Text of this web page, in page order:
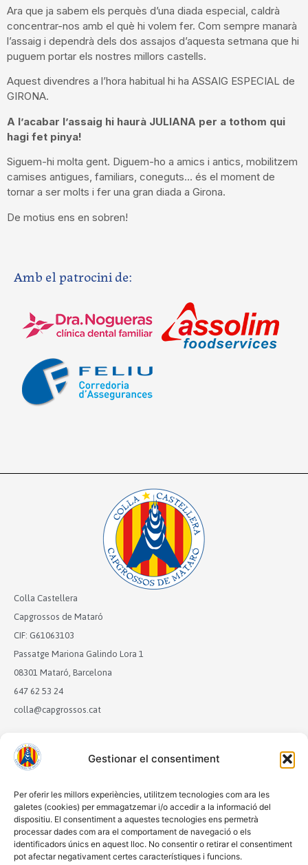
Gestionar el consentiment
Per oferir les millors experiències, utilitzem tecnologies com ara les
galetes (cookies) per emmagatzemar i/o accedir a la informació del
dispositiu. El consentiment a aquestes tecnologies ens permetrà
processar dades com ara el comportament de navegació o els
identificadors únics en aquest lloc. No consentir o retirar el consentiment
pot afectar negativament certes característiques i funcions.
Ara que ja sabem els perquès d’una diada especial, caldrà
concentrar-nos amb el què hi volem fer. Com sempre manarà
l’assaig i dependrà dels dos assajos d’aquesta setmana que hi
puguem portar els nostres millors castells.
Aquest divendres a l’hora habitual hi ha ASSAIG ESPECIAL de
GIRONA.
A l’acabar l’assaig hi haurà JULIANA per a tothom qui
hagi fet pinya!
Siguem-hi molta gent. Diguem-ho a amics i antics, mobilitzem
camises antigues, familiars, coneguts… és el moment de
tornar a ser molts i fer una gran diada a Girona.
De motius ens en sobren!
Amb el patrocini de:
Colla Castellera
Capgrossos de Mataró
CIF: G61063103
Passatge Mariona Galindo Lora 1
08301 Mataró, Barcelona
647 62 53 24
colla@capgrossos.cat
Membre de: